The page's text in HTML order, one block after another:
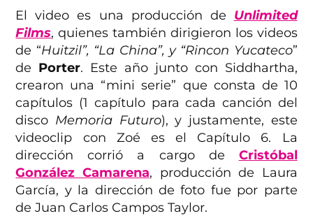
El video es una producción de Unlimited
Films, quienes también dirigieron los videos
de “Huitzil”, “La China”, y “Rincon Yucateco”
de Porter. Este año junto con Siddhartha,
crearon una “mini serie” que consta de 10
capítulos (1 capítulo para cada canción del
disco Memoria Futuro), y justamente, este
videoclip con Zoé es el Capítulo 6. La
dirección corrió a cargo de Cristóbal
González Camarena, producción de Laura
García, y la dirección de foto fue por parte
de Juan Carlos Campos Taylor.